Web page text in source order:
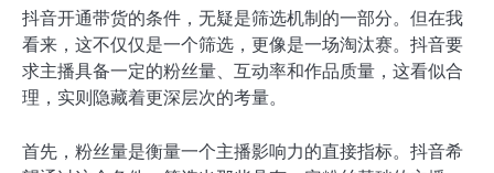
抖音开通带货的条件，无疑是筛选机制的一部分。但在我
看来，这不仅仅是一个筛选，更像是一场淘汰赛。抖音要
求主播具备一定的粉丝量、互动率和作品质量，这看似合
理，实则隐藏着更深层次的考量。
首先，粉丝量是衡量一个主播影响力的直接指标。抖音希